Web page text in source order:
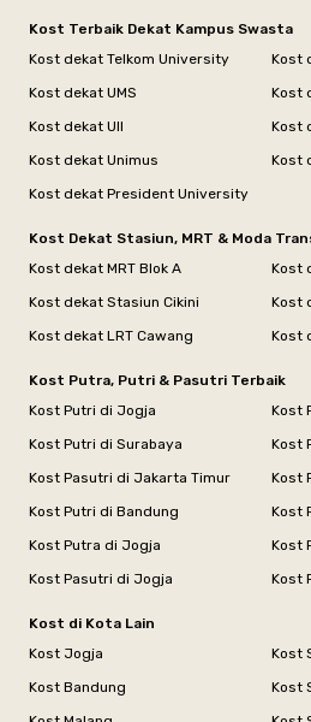
Kost Terbaik Dekat Kampus Swasta
Kost dekat Telkom University
Kost
Kost dekat UMS
Kost
Kost dekat UII
Kost
Kost dekat Unimus
Kost
Kost dekat President University
Kost Dekat Stasiun, MRT & Moda
Kost dekat MRT Blok A
Kost dekat Stasiun Cikini
Kost
Kost dekat LRT Cawang
Kost
Kost Putra, Putri & Pasutri Terbaik
Kost Putri di Jogja
Kost
Kost Putri di Surabaya
Kost
Kost Pasutri di Jakarta Timur
Kost
Kost Putri di Bandung
Kost
Kost Putra di Jogja
Kost
Kost Pasutri di Jogja
Kost
Kost di Kota Lain
Kost Jogja
Kost
Kost Bandung
Kost